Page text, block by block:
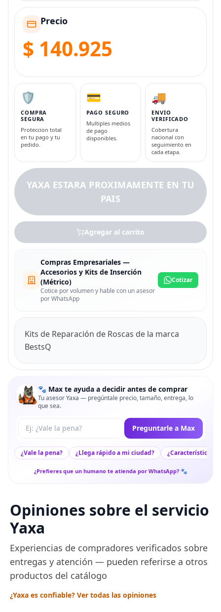
Precio
$ 140.925
🛡️
COMPRA
SEGURA
Proteccion total
en tu pago y tu
pedido.
💳
PAGO SEGURO
Multiples medios
de pago
disponibles.
🚚
ENVIO
VERIFICADO
Cobertura
nacional con
seguimiento en
cada etapa.
YAXA ESTARA PROXIMAMENTE EN TU
PAIS
Agregar al carrito
Compras Empresariales —
Accesorios y Kits de Inserción
(Métrico)
Cotice por volumen y hable con un asesor
por WhatsApp
Cotizar
Kits de Reparación de Roscas de la marca
BestsQ
🐾 Max te ayuda a decidir antes de comprar
Tu asesor Yaxa — pregúntale precio, tamaño, entrega, lo
que sea.
Tu pregunta a Max Preguntarle a Max
¿Vale la pena? ¿Llega rápido a mi ciudad? ¿Características
¿Prefieres que un humano te atienda por WhatsApp? 🐾
Opiniones sobre el servicio
Yaxa
Experiencias de compradores verificados sobre
entregas y atención — pueden referirse a otros
productos del catálogo
¿Yaxa es confiable? Ver todas las opiniones